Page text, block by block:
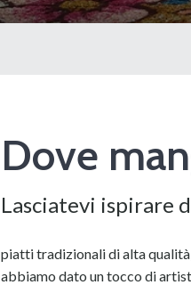
Dove
Lasciatevi ispirare
piatti tradizionali di alta
abbiamo dato un tocco di